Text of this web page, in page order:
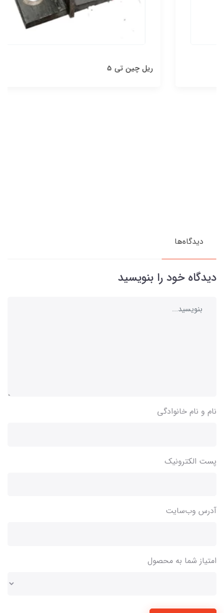
دیدگاه‌ها
دیدگاه خود را بنویسید
نام و نام خانوادگی
پست الکترونیک
آدرس وب‌سایت
امتیاز شما به محصول